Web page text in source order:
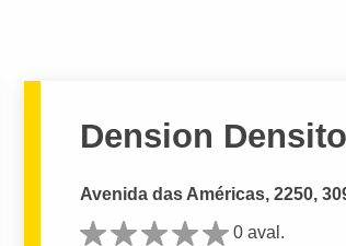
Dension
Avenida das Américas, 2250,
0 aval.